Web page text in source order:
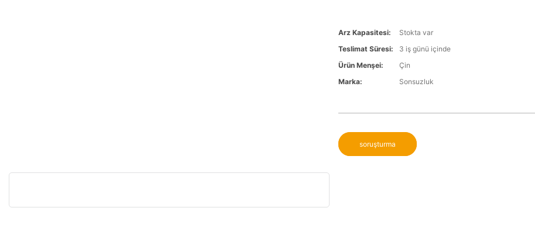
Arz Kapasitesi:
Stokta var
Teslimat Süresi:
3 iş günü içinde
Ürün Menşei:
Çin
Marka:
Sonsuzluk
soruşturma